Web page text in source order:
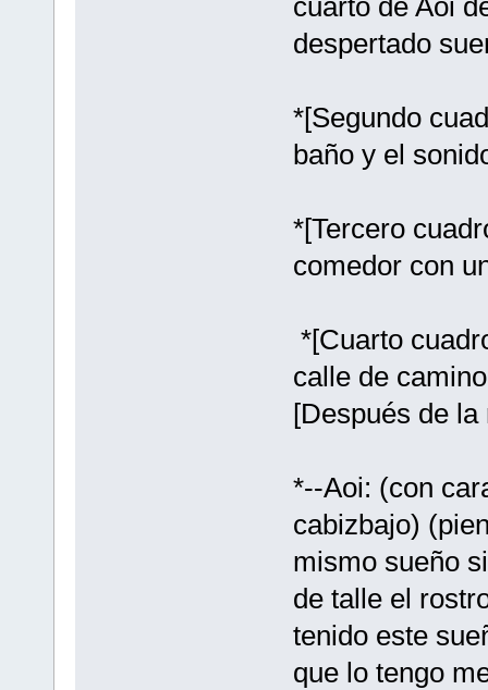
despertado
*[Segundo
baño y el
*[Tercero
comedor con
*[Cuarto
calle de
[Después de la
*--Aoi: (con
cabizbajo)
mismo sueño
de talle el
tenido este
que lo tengo